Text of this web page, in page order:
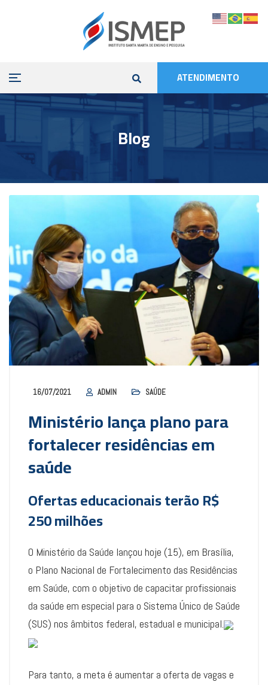
ATENDIMENTO
Blog
16/07/2021 ADMIN SAÚDE
Ministério lança plano para
fortalecer residências em
saúde
Ofertas educacionais terão R$
250 milhões
O Ministério da Saúde lançou hoje (15), em Brasília,
o Plano Nacional de Fortalecimento das Residências
em Saúde, com o objetivo de capacitar profissionais
da saúde em especial para o Sistema Único de Saúde
(SUS) nos âmbitos federal, estadual e municipal.
Para tanto, a meta é aumentar a oferta de vagas e